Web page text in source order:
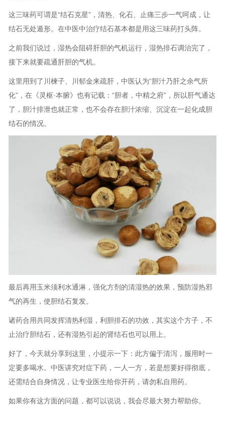
这三味药可谓是“结石克星”，清热、化石、止痛三步一气呵成，让
结石无处遁形。在中医中治疗结石基本都是用这三味药打头阵。
之前我们说过，湿热会阻碍肝胆的气机运行，湿热排石调治完了，
接下来就要疏通肝胆的气机。
这里用到了川楝子、川郁金来疏肝，中医认为“胆汁乃肝之余气所
化”，在《灵枢·本腑》也有记载：“胆者，中精之府”，所以肝气通达
了，胆汁排泄也就正常，也不会存在胆汁浓缩、沉淀在一起化成胆
结石的情况。
最后再用玉米须利水通淋，强化方剂的清湿热的效果，预防湿热邪
气的再生，使胆结石复发。
诸药合用共同发挥清热利湿，利胆排石的功效，其实这个方子，不
止治疗胆结石，还有湿热引起的肾结石也可以用上。
好了，今天就分享到这里，小提示一下：此方偏于清泻，服用时一
定要多喝水。中医讲究对症下药，一人一方，若是想要好得彻底，
还需结合自身情况，让专业医生给你开药，请勿私自用药。
如果你有这方面的问题，都可以说说，我会尽最大努力帮助你。